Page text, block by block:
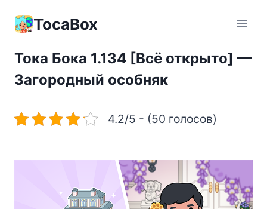
содержимомуTocaBox
Тока Бока 1.134 [Всё открыто] —
Загородный особняк
4.2/5 - (50 голосов)